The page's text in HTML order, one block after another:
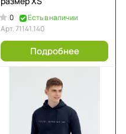
0
Есть в наличии
Арт.71141.140
Подробнее